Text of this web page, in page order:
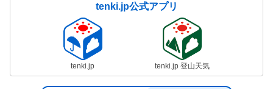
tenki.jp公式アプリ
tenki.jp tenki.jp 登山天気